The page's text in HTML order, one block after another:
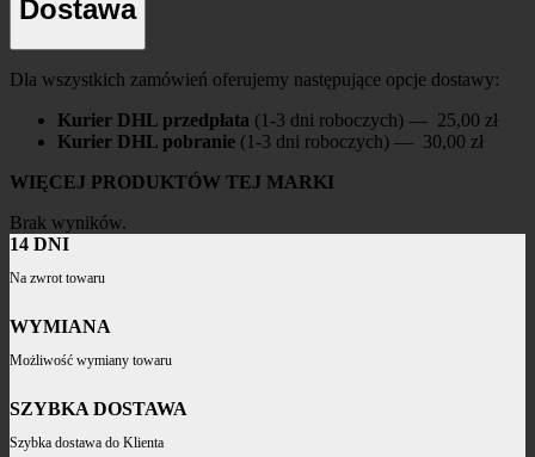
Dostawa
Dla wszystkich zamówień oferujemy następujące opcje dostawy:
Kurier DHL przedpłata (1-3 dni roboczych) — 25,00 zł
Kurier DHL pobranie (1-3 dni roboczych) — 30,00 zł
WIĘCEJ PRODUKTÓW TEJ MARKI
Brak wyników.
14 DNI
Na zwrot towaru
WYMIANA
Możliwość wymiany towaru
SZYBKA DOSTAWA
Szybka dostawa do Klienta